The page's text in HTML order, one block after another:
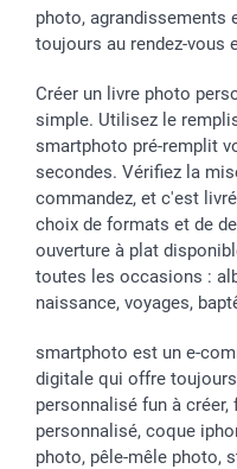
Vacances
photo, agrandissements
toujours au rendez-vous
Créer un livre photo
simple. Utilisez le
smartphoto pré-remplit
secondes. Vérifiez la
commandez, et c'est
choix de formats et de
ouverture à plat
toutes les occasions :
naissance, voyages,
smartphoto est un e-
digitale qui offre
personnalisé fun à
personnalisé, coque
photo, pêle-mêle photo,